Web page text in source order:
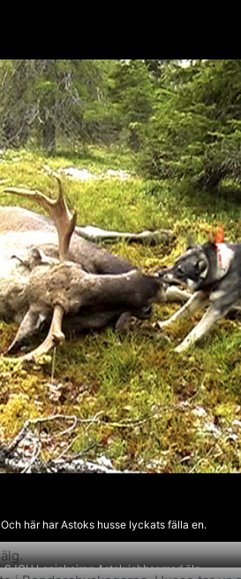
Och här har Astoks husse lyckats fälla en.
SJCH Lapinkairan Astok jobbar med älg.